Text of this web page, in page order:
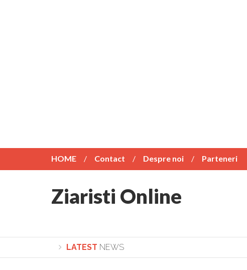
HOME Contact Despre noi Parteneri
Ziaristi Online
LATEST NEWS